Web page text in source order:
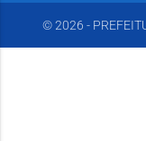
© 2026 -